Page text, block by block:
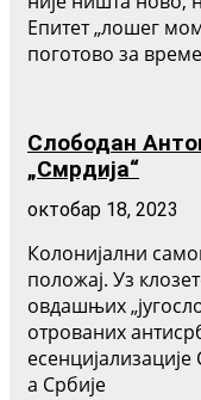
Епитет „лошег
поготово за
Слободан
„Смрдија“
октобар 18, 2023
Колонијални
положај. Уз
овдашњих
отрованих
а Србије